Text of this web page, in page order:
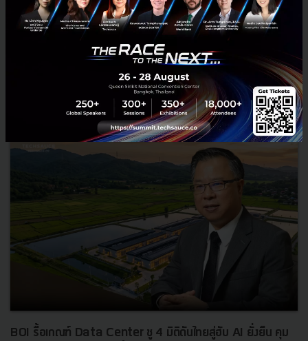
มหาดไทย กล่าวปาฐกถาพิเศษในหัวข้อ “ฝ่าวิกฤติ รับมือระเบียบโลก
ใหม่” ในงาน The INTANIA Forum...
| ByTechsauce Team
เศรษฐกิจไทย
BOI รื้อเกณฑ์ Data Center ชู 4 มิติดันไทยสู่ฮับ AI ยั่งยืน คุม